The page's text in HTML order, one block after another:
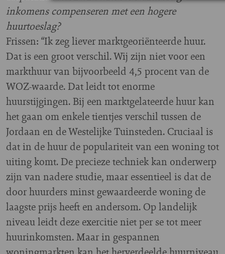
inkomens compenseren met een hogere
huurtoeslag?
Frissen: “Ik zeg liever marktgeoriënteerde huur.
Dat is een groot verschil. Wij zijn niet voor een
markthuur van bijvoorbeeld 4,5 procent van de
WOZ-waarde. Dat leidt tot enorme
huurstijgingen. Bij een marktgelateerde huur kan
het gaan om enkele tientjes verschil tussen de
Jordaan en de Westelijke Tuinsteden. Cruciaal is
dat in de huur de populariteit van een woning tot
uiting komt. De precieze techniek kan onderwerp
zijn van nadere studie, maar essentieel is dat de
door huurders minst gewaardeerde woning de
laagste prijs heeft en andersom. Op landelijk
niveau leidt deze exercitie niet per se tot meer
huurinkomsten. Maar in gespannen